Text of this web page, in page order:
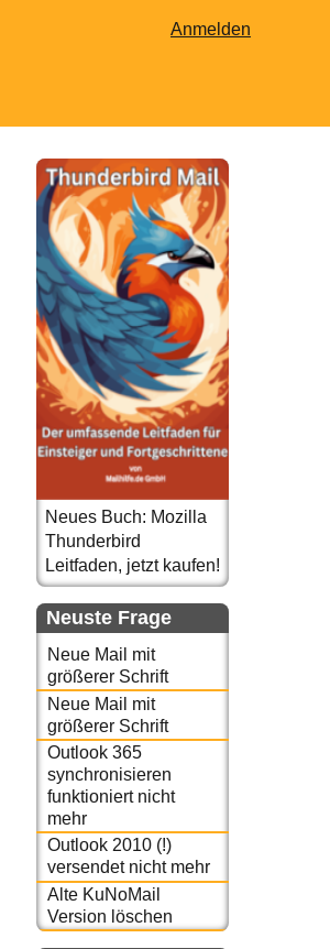
Anmelden
Neues Buch: Mozilla
Thunderbird
Leitfaden, jetzt kaufen!
Neuste Frage
Neue Mail mit
größerer Schrift
Neue Mail mit
größerer Schrift
Outlook 365
synchronisieren
funktioniert nicht
mehr
Outlook 2010 (!)
versendet nicht mehr
Alte KuNoMail
Version löschen